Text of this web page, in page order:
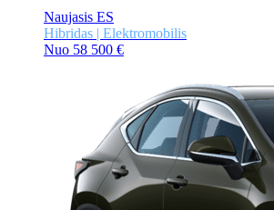
Naujasis ES
Hibridas | Elektromobilis
Nuo 58 500 €